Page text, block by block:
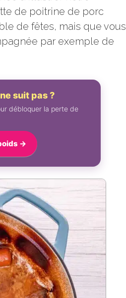
de poitrine de porc
de fêtes, mais que vous
par exemple de
suit pas ?
débloquer la perte de
→